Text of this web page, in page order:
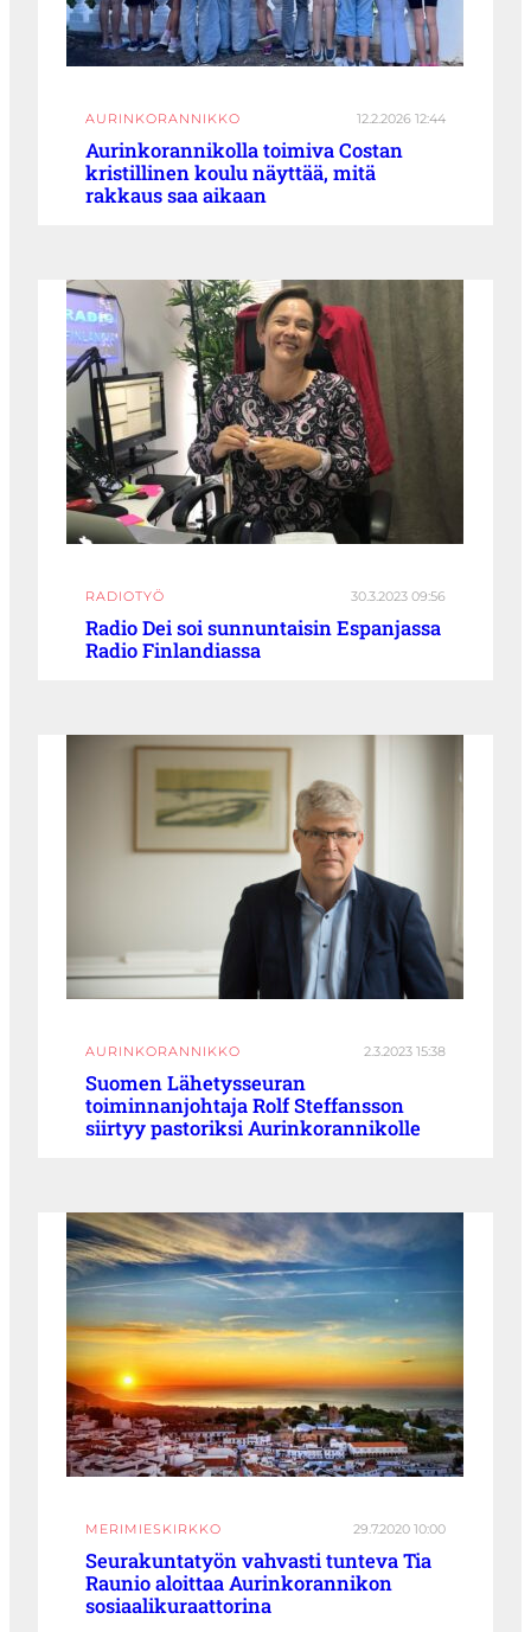
AURINKORANNIKKO 12.2.2026 12:44
Aurinkorannikolla toimiva Costan
kristillinen koulu näyttää, mitä
rakkaus saa aikaan
RADIOTYÖ 30.3.2023 09:56
Radio Dei soi sunnuntaisin Espanjassa
Radio Finlandiassa
AURINKORANNIKKO 2.3.2023 15:38
Suomen Lähetysseuran
toiminnanjohtaja Rolf Steffansson
siirtyy pastoriksi Aurinkorannikolle
MERIMIESKIRKKO 29.7.2020 10:00
Seurakuntatyön vahvasti tunteva Tia
Raunio aloittaa Aurinkorannikon
sosiaalikuraattorina